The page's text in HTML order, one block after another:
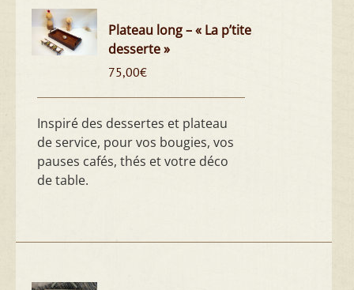
Plateau long – « La p’tite
desserte »
75,00€
Inspiré des dessertes et plateau
de service, pour vos bougies, vos
pauses cafés, thés et votre déco
de table.